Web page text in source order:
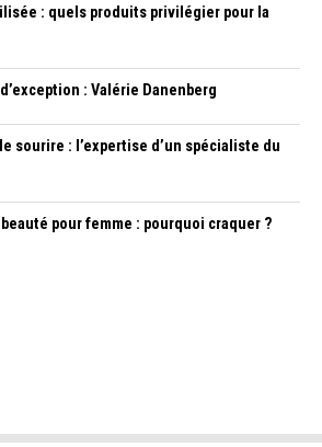
: quels produits privilégier pour la
: Valérie Danenberg
sourire : l’expertise d’un spécialiste du
pour femme : pourquoi craquer ?